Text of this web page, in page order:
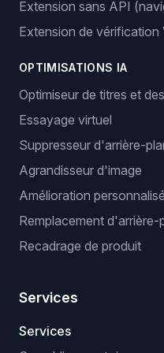
Extension sans API
Extension de vérification
OPTIMISATIONS IA
Optimiseur de titres et
Essayage virtuel
Suppresseur d'arrière-
Agrandisseur d'image
Amélioration
Remplacement d'arrière-
Recadrage de produit
Services
Services